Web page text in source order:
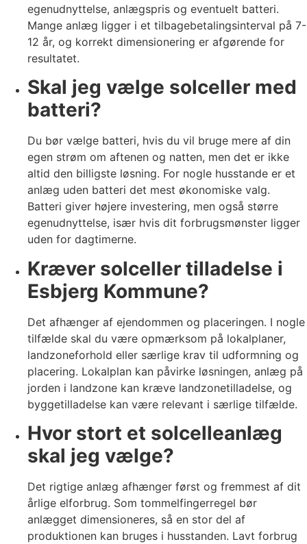
egenudnyttelse, anlægspris og eventuelt batteri.
Mange anlæg ligger i et tilbagebetalingsinterval på 7-
12 år, og korrekt dimensionering er afgørende for
resultatet.
Skal jeg vælge solceller med
batteri?
Du bør vælge batteri, hvis du vil bruge mere af din
egen strøm om aftenen og natten, men det er ikke
altid den billigste løsning. For nogle husstande er et
anlæg uden batteri det mest økonomiske valg.
Batteri giver højere investering, men også større
egenudnyttelse, især hvis dit forbrugsmønster ligger
uden for dagtimerne.
Kræver solceller tilladelse i
Esbjerg Kommune?
Det afhænger af ejendommen og placeringen. I nogle
tilfælde skal du være opmærksom på lokalplaner,
landzoneforhold eller særlige krav til udformning og
placering. Lokalplan kan påvirke løsningen, anlæg på
jorden i landzone kan kræve landzonetilladelse, og
byggetilladelse kan være relevant i særlige tilfælde.
Hvor stort et solcelleanlæg
skal jeg vælge?
Det rigtige anlæg afhænger først og fremmest af dit
årlige elforbrug. Som tommelfingerregel bør
anlægget dimensioneres, så en stor del af
produktionen kan bruges i husstanden. Lavt forbrug